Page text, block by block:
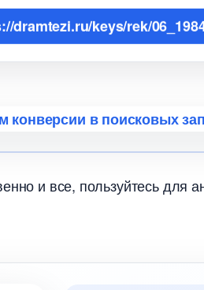
dramtezi.ru/keys/rek/
и все, пользуйтесь для